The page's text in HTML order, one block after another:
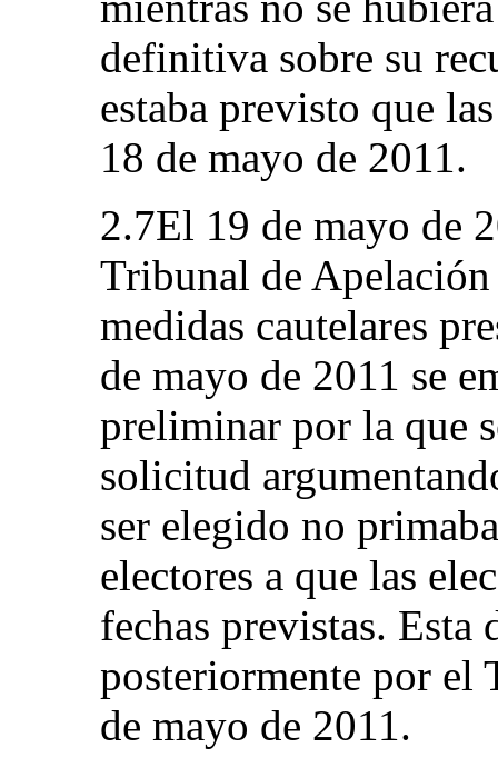
definitiva sobre su
estaba previsto que
18 de mayo de 2011.
2.7El 19 de mayo de
Tribunal de
medidas cautelares
de mayo de 2011 se
preliminar por la que
solicitud
ser elegido no
electores a que las
fechas previstas.
posteriormente por el
de mayo de 2011.